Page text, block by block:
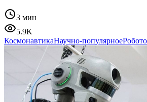
3 мин
5.9K
КосмонавтикаНаучно-популярное